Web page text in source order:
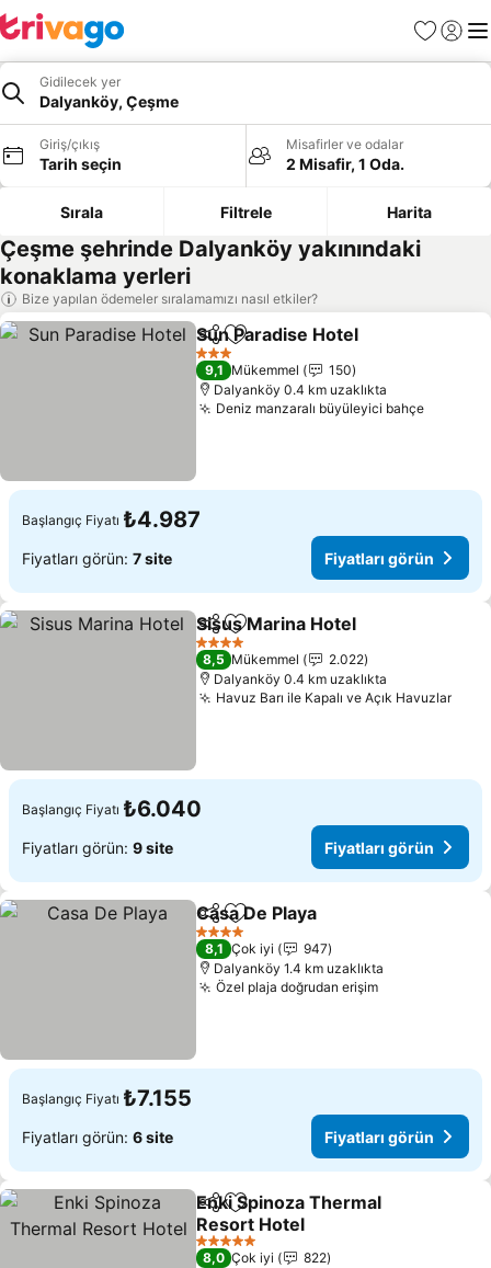
Favoriler
Giriş
Gidilecek yer
Dalyanköy, Çeşme
Giriş/çıkış
Tarih seçin
Misafirler ve odalar
2 Misafir, 1 Oda.
Sırala Filtrele Harita
Çeşme şehrinde Dalyanköy yakınındaki
konaklama yerleri
Bize yapılan ödemeler sıralamamızı nasıl etkiler?
PaylaşFavorilerime ekle
Sun Paradise Hotel
3 Yıldız
9,1 Mükemmel
150
Dalyanköy 0.4 km uzaklıkta
Deniz manzaralı büyüleyici bahçe
Başlangıç Fiyatı ₺4.987
Fiyatları görün: 7 site Fiyatları görün
PaylaşFavorilerime ekle
Sisus Marina Hotel
4 Yıldız
8,5 Mükemmel
2.022
Dalyanköy 0.4 km uzaklıkta
Havuz Barı ile Kapalı ve Açık Havuzlar
Başlangıç Fiyatı ₺6.040
Fiyatları görün: 9 site Fiyatları görün
PaylaşFavorilerime ekle
Casa De Playa
4 Yıldız
8,1 Çok iyi
947
Dalyanköy 1.4 km uzaklıkta
Özel plaja doğrudan erişimFiyatları
Başlangıç Fiyatı ₺7.155
Fiyatları görün: 6 site Fiyatları görün
PaylaşFavorilerime ekle
Enki Spinoza Thermal
Resort Hotel
Fiyatları görün
5 Yıldız
8,0 Çok iyi
822